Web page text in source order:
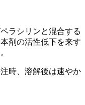
ラシリンと混合する
剤の活性低下を来す
時、溶解後は速やか